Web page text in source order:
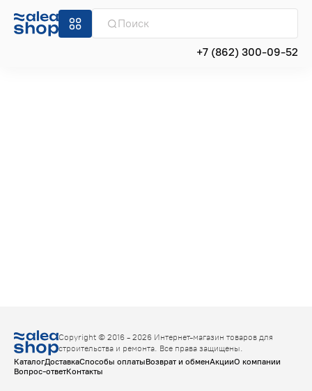
+7 (862) 300-09-52
Copyright © 2016 - 2026 Интернет-магазин товаров для
строительства и ремонта. Все права защищены.
КаталогДоставкаСпособы оплатыВозврат и обменАкцииО компании
Вопрос-ответКонтакты